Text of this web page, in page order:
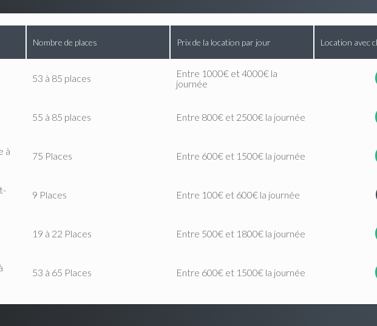
Nombre de places Prix de la location par jour Location avec
53 à 85 places
Entre 1000€ et 4000€ la
journée
55 à 85 places Entre 800€ et 2500€ la journée
à
75 Places Entre 600€ et 1500€ la journée
9 Places Entre 100€ et 600€ la journée
19 à 22 Places Entre 500€ et 1800€ la journée
53 à 65 Places Entre 600€ et 1500€ la journée